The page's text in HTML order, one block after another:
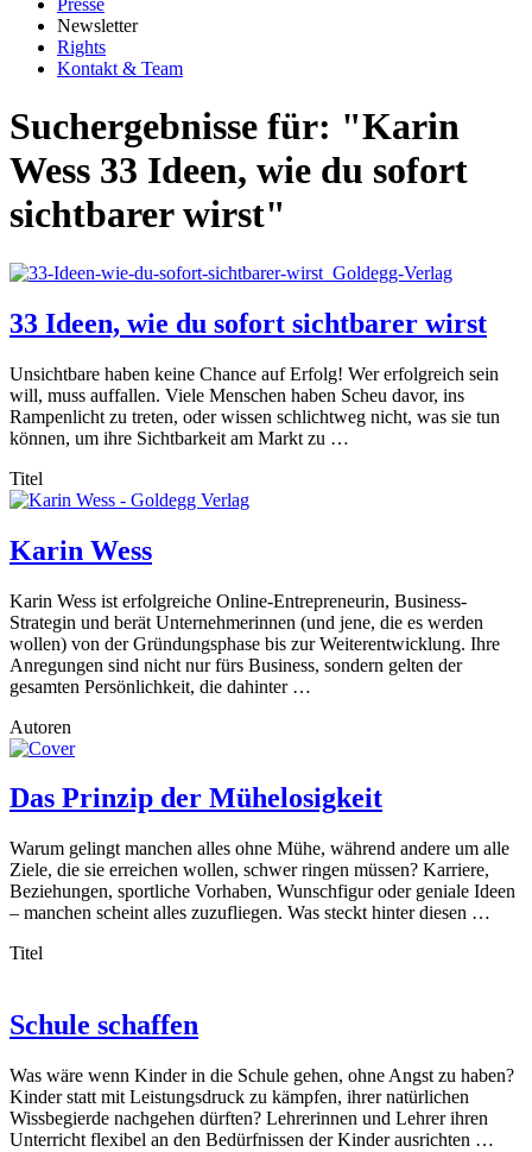
Presse
Newsletter
Rights
Kontakt & Team
Suchergebnisse für: "Karin
Wess 33 Ideen, wie du sofort
sichtbarer wirst"
33 Ideen, wie du sofort sichtbarer wirst
Unsichtbare haben keine Chance auf Erfolg! Wer erfolgreich sein
will, muss auffallen. Viele Menschen haben Scheu davor, ins
Rampenlicht zu treten, oder wissen schlichtweg nicht, was sie tun
können, um ihre Sichtbarkeit am Markt zu …
Titel
Karin Wess
Karin Wess ist erfolgreiche Online-Entrepreneurin, Business-
Strategin und berät Unternehmerinnen (und jene, die es werden
wollen) von der Gründungsphase bis zur Weiterentwicklung. Ihre
Anregungen sind nicht nur fürs Business, sondern gelten der
gesamten Persönlichkeit, die dahinter …
Autoren
Das Prinzip der Mühelosigkeit
Warum gelingt manchen alles ohne Mühe, während andere um alle
Ziele, die sie erreichen wollen, schwer ringen müssen? Karriere,
Beziehungen, sportliche Vorhaben, Wunschfigur oder geniale Ideen
– manchen scheint alles zuzufliegen. Was steckt hinter diesen …
Titel
Schule schaffen
Was wäre wenn Kinder in die Schule gehen, ohne Angst zu haben?
Kinder statt mit Leistungsdruck zu kämpfen, ihrer natürlichen
Wissbegierde nachgehen dürften? Lehrerinnen und Lehrer ihren
Unterricht flexibel an den Bedürfnissen der Kinder ausrichten …